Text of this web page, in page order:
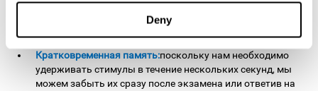
Deny
информацию и управлять ею. Мы используем эту
когнитивную способность, чтобы считать и
Кратковременная память:поскольку нам необходимо
удерживать стимулы в течение нескольких секунд, мы
можем забыть их сразу после экзамена или ответив на